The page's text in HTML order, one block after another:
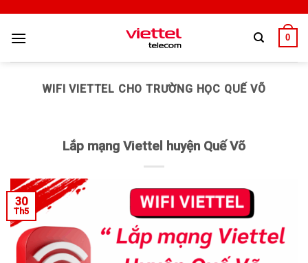
0
WIFI VIETTEL CHO TRƯỜNG HỌC QUẾ VÕ
Lắp mạng Viettel huyện Quế Võ
30
Th5